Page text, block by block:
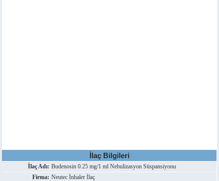
İlaç Bilgileri
İlaç Adı: Budenosin 0.25 mg/1 ml Nebulizasyon Süspansiyonu
Firma: Neutec İnhaler İlaç